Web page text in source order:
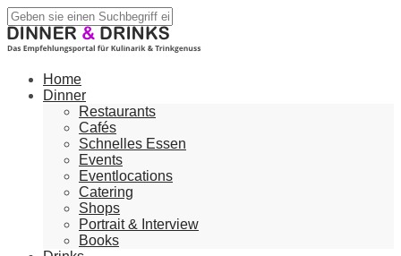
Home
Dinner
Restaurants
Cafés
Schnelles Essen
Events
Eventlocations
Catering
Shops
Portrait & Interview
Books